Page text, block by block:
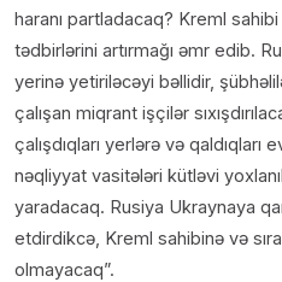
haranı partladacaq? Kreml
tədbirlərini artırmağı əmr edib.
yerinə yetiriləcəyi bəllidir,
çalışan miqrant işçilər
çalışdıqları yerlərə və
nəqliyyat vasitələri kütləvi
yaradacaq. Rusiya Ukraynaya
etdirdikcə, Kreml sahibinə və
olmayacaq”.